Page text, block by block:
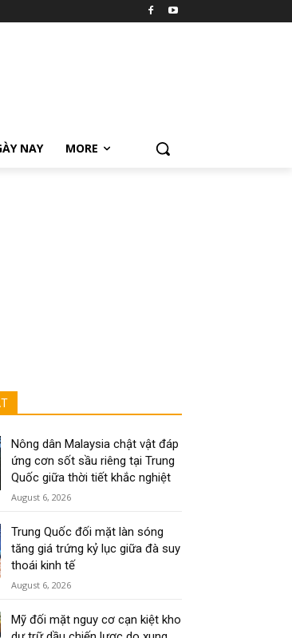
NAY MORE
Nông dân Malaysia chật vật đáp
ứng cơn sốt sầu riêng tại Trung
Quốc giữa thời tiết khắc nghiệt
August 6, 2026
Trung Quốc đối mặt làn sóng
tăng giá trứng kỷ lục giữa đà suy
thoái kinh tế
August 6, 2026
Mỹ đối mặt nguy cơ cạn kiệt kho